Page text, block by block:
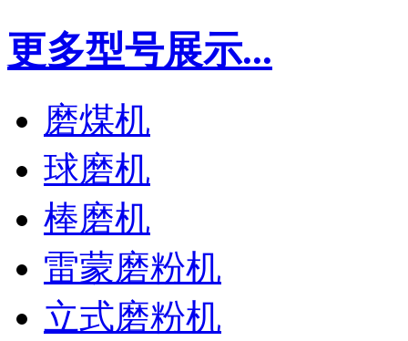
更多型号展示...
磨煤机
球磨机
棒磨机
雷蒙磨粉机
立式磨粉机